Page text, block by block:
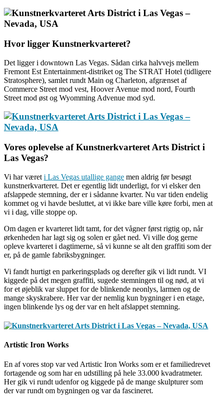
Hvor ligger Kunstnerkvarteret?
Det ligger i downtown Las Vegas. Sådan cirka halvvejs mellem
Fremont Est Entertainment-distriket og The STRAT Hotel (tidligere
Stratosphere), samlet rundt Main og Charleton, afgrænset af
Commerce Street mod vest, Hoover Avenue mod nord, Fourth
Street mod øst og Wyomming Advenue mod syd.
Vores oplevelse af Kunstnerkvarteret Arts District i
Las Vegas?
Vi har været i Las Vegas utallige gange men aldrig før besøgt
kunstnerkvarteret. Det er egentlig lidt underligt, for vi elsker den
afslappede stemning, der er i sådanne kvarter. Nu var tiden endelig
kommet og vi havde besluttet, at vi ikke bare ville køre forbi, men at
vi i dag, ville stoppe op.
Om dagen er kvarteret lidt tamt, for det vågner først rigtig op, når
ørkenheden har lagt sig og solen er gået ned. Vi ville dog gerne
opleve kvarteret i dagtimerne, så vi kunne se alt den graffiti som der
er, på de gamle fabriksbygninger.
Vi fandt hurtigt en parkeringsplads og derefter gik vi lidt rundt. VI
kiggede på det megen graffiti, sugede stemningen til og nød, at vi
for et øjeblik var sluppet for de blinkende neonlys, larmen og de
mange skyskrabere. Her var der nemlig kun bygninger i en etage,
ingen blinkende lys og der var en helt afslappet stemning.
Artistic Iron Works
En af vores stop var ved Artistic Iron Works som er et familiedrevet
fortagende og som har en udstilling på hele 33.000 kvadratmeter.
Her gik vi rundt udenfor og kiggede på de mange skulpturer som
der var rundt om bygningen og var da fascineret.